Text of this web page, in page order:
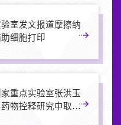
室发文报道摩擦纳
细胞打印
重点实验室张洪玉
物控释研究中取得